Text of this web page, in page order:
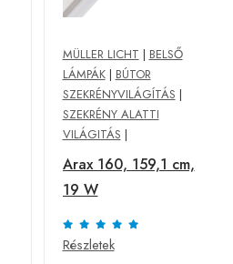
MÜLLER LICHT | BELSŐ
LÁMPÁK| BÚTOR
SZEKRÉNYVILÁGÍTÁS |
SZEKRÉNY ALATTI
VILÁGITÁS |
Arax 160, 159,1 cm,
19 W
Részletek